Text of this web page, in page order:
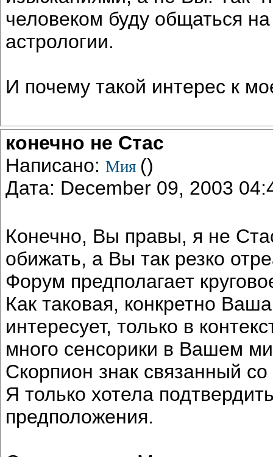
человеком буду общаться
астрологии.
И почему такой интерес к
конечно не Стас
Написано: Мия ()
Дата: December 09, 2003
Конечно, Вы правы, я не
обижать, а Вы так резко
Форум предполагает
Как таковая, конкретно
интересует, только в
много сенсорики в Вашем
Скорпион знак связанный
Я только хотела
предположения.